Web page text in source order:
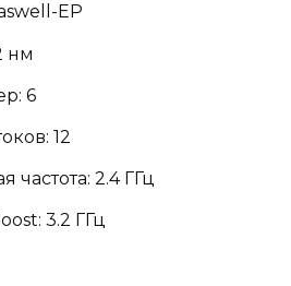
EP
нм
6
12
частота: 2.4 ГГц
3.2 ГГц